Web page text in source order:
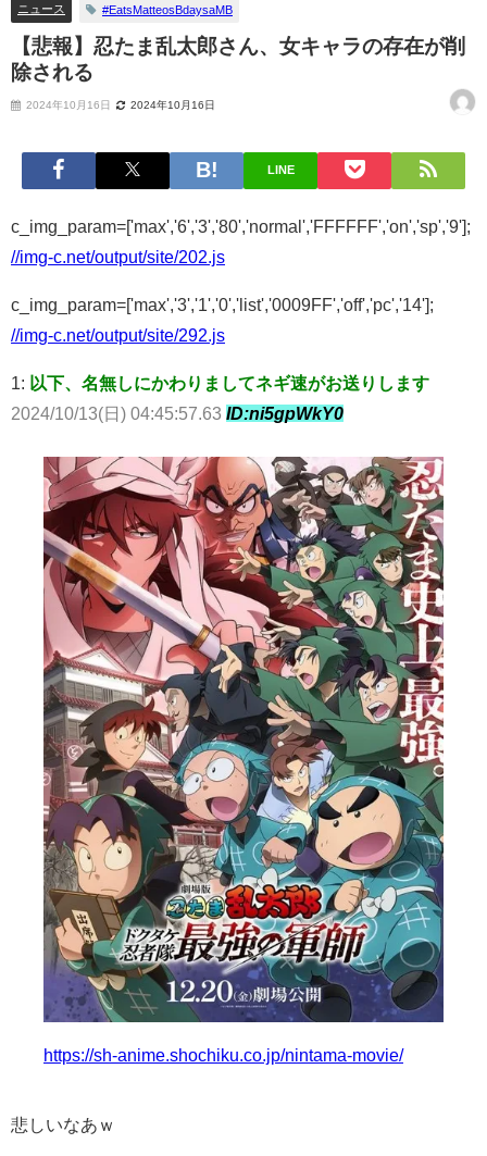
ニュース #EatsMatteosBdaysaMB
【悲報】忍たま乱太郎さん、女キャラの存在が削
除される
2024年10月16日 2024年10月16日
LINE
c_img_param=['max','6','3','80','normal','FFFFFF','on','sp','9'];
//img-c.net/output/site/202.js
c_img_param=['max','3','1','0','list','0009FF','off','pc','14'];
//img-c.net/output/site/292.js
1: 以下、名無しにかわりましてネギ速がお送りします
2024/10/13(日) 04:45:57.63 ID:ni5gpWkY0
https://sh-anime.shochiku.co.jp/nintama-movie/
悲しいなあｗ